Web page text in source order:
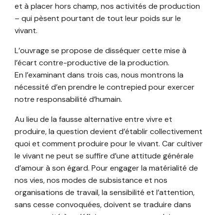
et à placer hors champ, nos activités de production
– qui pèsent pourtant de tout leur poids sur le
vivant.
L’ouvrage se propose de disséquer cette mise à
l’écart contre-productive de la production.
En l’examinant dans trois cas, nous montrons la
nécessité d’en prendre le contrepied pour exercer
notre responsabilité d’humain.
Au lieu de la fausse alternative entre vivre et
produire, la question devient d’établir collectivement
quoi et comment produire pour le vivant. Car cultiver
le vivant ne peut se suffire d’une attitude générale
d’amour à son égard. Pour engager la matérialité de
nos vies, nos modes de subsistance et nos
organisations de travail, la sensibilité et l’attention,
sans cesse convoquées, doivent se traduire dans